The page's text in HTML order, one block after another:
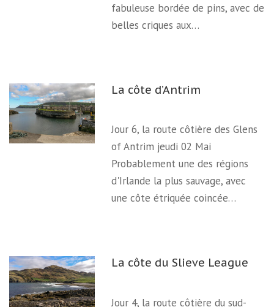
fabuleuse bordée de pins, avec de
belles criques aux…
La côte d’Antrim
Jour 6, la route côtière des Glens
of Antrim jeudi 02 Mai
Probablement une des régions
d'Irlande la plus sauvage, avec
une côte étriquée coincée…
La côte du Slieve League
Jour 4, la route côtière du sud-